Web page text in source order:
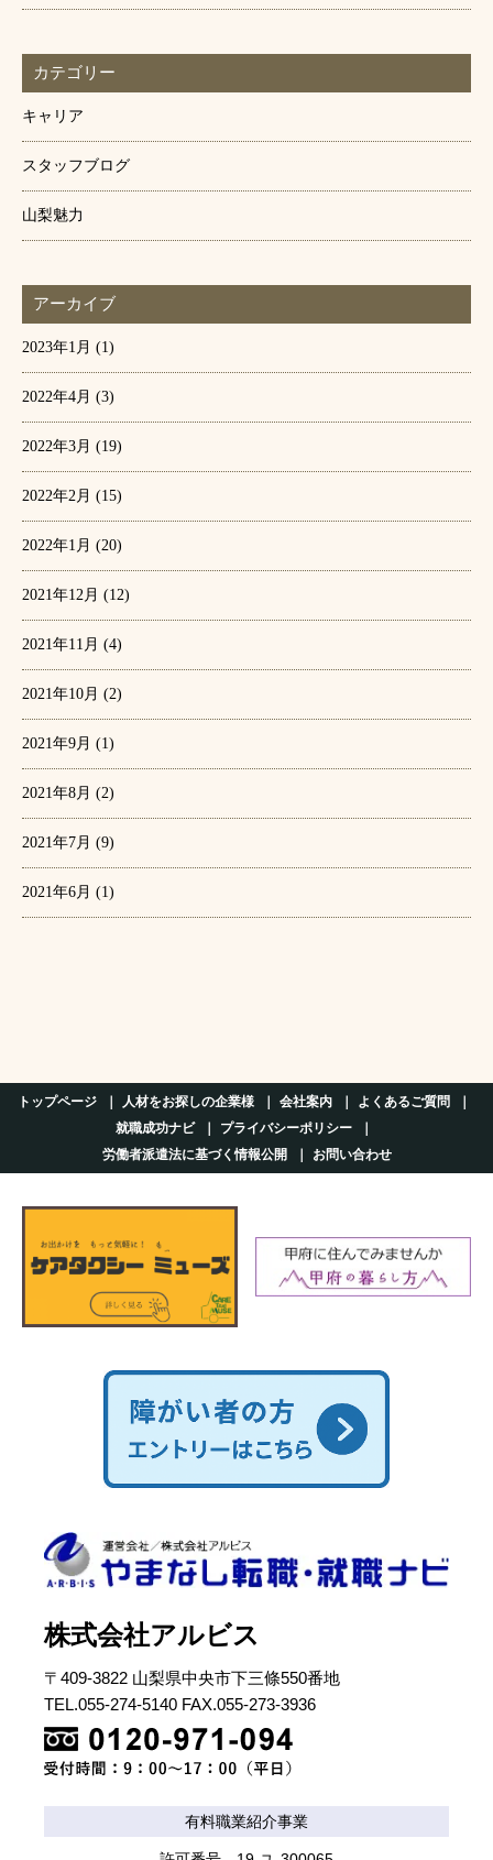
カテゴリー
キャリア
スタッフブログ
山梨魅力
アーカイブ
2023年1月 (1)
2022年4月 (3)
2022年3月 (19)
2022年2月 (15)
2022年1月 (20)
2021年12月 (12)
2021年11月 (4)
2021年10月 (2)
2021年9月 (1)
2021年8月 (2)
2021年7月 (9)
2021年6月 (1)
トップページ 人材をお探しの企業様 会社案内
よくあるご質問
就職成功ナビ
プライバシーポリシー
労働者派遣法に基づく情報公開
お問い合わせ
株式会社アルビス
〒409-3822 山梨県中央市下三條550番地
TEL.055-274-5140 FAX.055-273-3936
有料職業紹介事業